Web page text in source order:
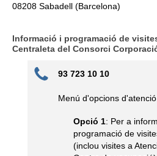
08208 Sabadell (Barcelona)
Informació i programació de
Centraleta del Consorci
93 723 10 10
Menú d'opcions
Opció 1: Per a
programació de
(inclou visites a